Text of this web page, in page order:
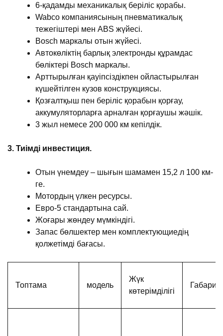
6-қадамды механикалық беріліс қорабы.
Wabco компаниясының пневматикалық
тежегіштері мен ABS жүйесі.
Bosch маркалы отын жүйесі.
Автокөліктің барлық электронды құрамдас
бөліктері Bosch маркалы.
Арттырылған қауіпсіздікпен ойластырылған
күшейтілген кузов конструкциясы.
Қозғалтқыш пен беріліс қорабын қорғау,
аккумуляторларға арналған қорғаушы жәшік.
3 жыл немесе 200 000 км кепілдік.
3. Тиімді инвестиция.
Отын үнемдеу – шығын шамамен 15,2 л 100 км-
ге.
Мотордың үлкен ресурсы.
Евро-5 стандартына сай.
Жоғары жөндеу мүмкіндігі.
Запас бөлшектер мен комплектующиедің
қолжетімді бағасы.
Топтама модель
Жүк
көтерімділігі